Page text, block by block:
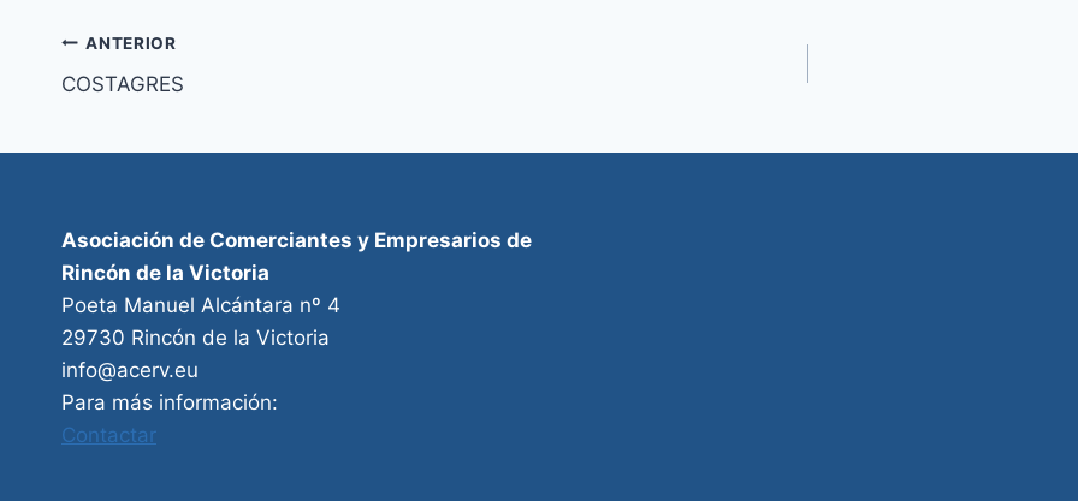
Navegación
de
entradas
ANTERIOR
COSTAGRES
Asociación de Comerciantes y Empresarios de
Rincón de la Victoria
Poeta Manuel Alcántara nº 4
29730 Rincón de la Victoria
info@acerv.eu
Para más información:
Contactar